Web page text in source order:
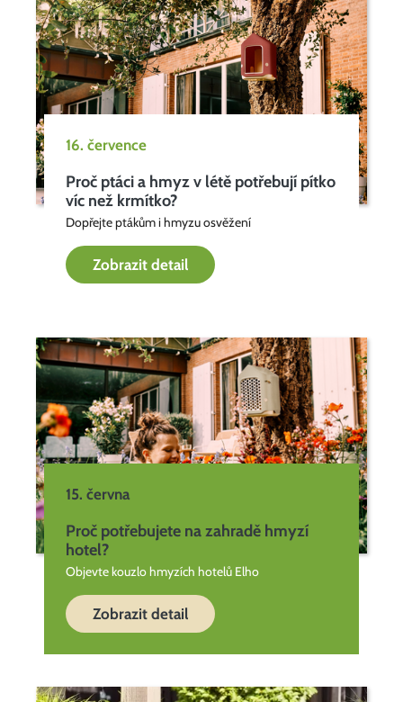
16. července
Proč ptáci a hmyz v létě potřebují pítko
víc než krmítko?
Dopřejte ptákům i hmyzu osvěžení
Zobrazit detail
15. června
Proč potřebujete na zahradě hmyzí
hotel?
Objevte kouzlo hmyzích hotelů Elho
Zobrazit detail